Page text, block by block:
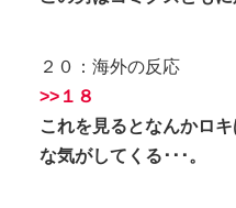
２０：海外の反応
>>１８
これを見るとなんかロ
な気がしてくる･･･。